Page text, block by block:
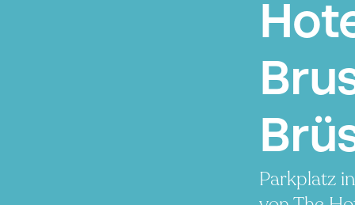
Parkplatz